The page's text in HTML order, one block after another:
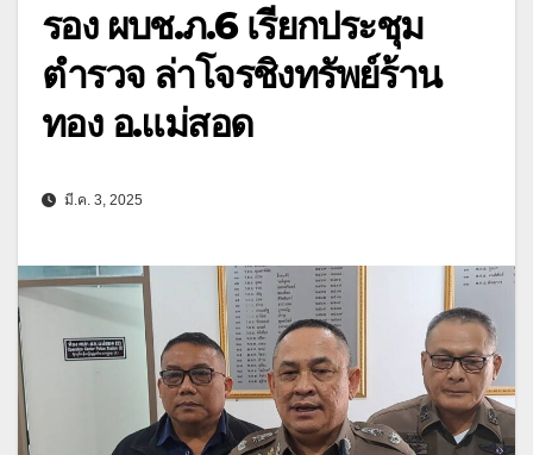
รอง ผบช.ภ.6 เรียกประชุม
ตำรวจ ล่าโจรชิงทรัพย์ร้าน
ทอง อ.แม่สอด
มี.ค. 3, 2025